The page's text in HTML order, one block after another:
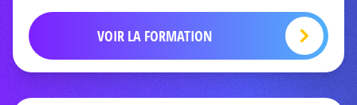
VOIR LA FORMATION